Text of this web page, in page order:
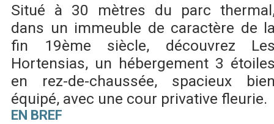
Situé à 30 mètres du parc
dans un immeuble de caractère de
fin 19ème siècle, découvrez
Hortensias, un hébergement 3
en rez-de-chaussée, spacieux
équipé, avec une cour privative fleurie.
EN BREF